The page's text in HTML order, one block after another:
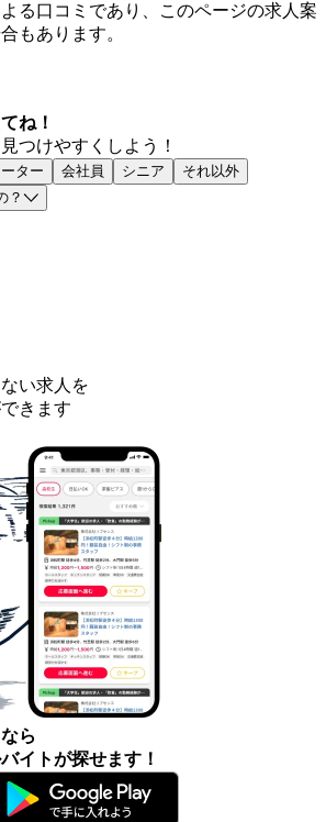
る口コミであり、このページの求人案
もあります。
ね！
つけやすくしよう！
ター 会社員 シニア
それ以外
？
い求人を
きます
ら
イトが探せます！